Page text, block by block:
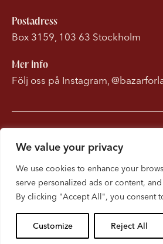
We value your privacy
We use cookies to enhance your
serve personalized ads or content,
By clicking "Accept All", you consent
Customize Reject All
Postadress
Box 3159, 103 63 Stockholm
Mer info
Följ oss på Instagram,
Om
Cookies